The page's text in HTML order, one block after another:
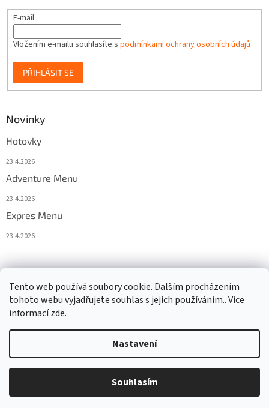
Tento web používá soubory cookie. Dalším procházením
tohoto webu vyjadřujete souhlas s jejich používáním.. Více
informacízde.
Nastavení
Souhlasím
E-mail
Vložením e-mailu souhlasíte s podmínkami ochrany osobních údajů
PŘIHLÁSIT SE
Novinky
Hotovky
23.4.2026
Adventure Menu
23.4.2026
Expres Menu
23.4.2026
Copyright 2026www.333adventures.com. Všechna práva
vyhrazena.